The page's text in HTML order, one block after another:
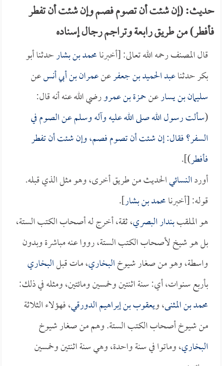
حديث: (إن شئت أن تصوم فصم وإن شئت أن تفطر
فأفطر) من طريق رابعة وتراجم رجال إسناده
قال المصنف رحمه الله تعالى: [أخبرنامحمد بن بشارحدثنا أبو
بكر حدثناعبد الحميد بن جعفرعنعمران بن أبي أنسعن
سليمان بن يسارعنحمزة بن عمرورضي الله عنه أنه قال:
(سألت رسول الله صلى الله عليه وآله وسلم عن الصوم في
السفر؟ فقال: إن شئت أن تصوم فصم، وإن شئت أن تفطر
فأفطر)].
أوردالنسائيالحديث من طريق أخرى، وهو مثل الذي قبله.
قوله: [أخبرنامحمد بن بشار].
هو الملقببندار البصري، ثقة، أخرج له أصحاب الكتب الستة،
بل هو شيخ لأصحاب الكتب الستة، رووا عنه مباشرة وبدون
واسطة، وهو من صغار شيوخالبخاري، مات قبلالبخاري
بأربع سنوات، أي: سنة اثنتين وخمسين ومائتين، ومثله في ذلك:
محمد بن المثنى، ويعقوب بن إبراهيم الدورقي، فهؤلاء الثلاثة
من شيوخ أصحاب الكتب الستة. وهم من صغار شيوخ
البخاري، وماتوا في سنة واحدة، وهي سنة اثنتين وخمسين